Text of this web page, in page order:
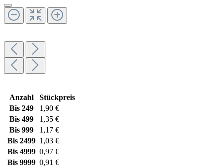
Anzahl
Stückpreis
Bis 249
1,90 €
Bis 499
1,35 €
Bis 999
1,17 €
Bis 2499 1,03 €
Bis 4999 0,97 €
Bis 9999 0,91 €